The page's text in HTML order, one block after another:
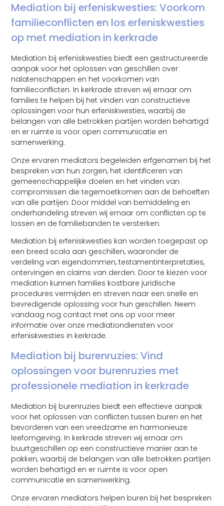
Mediation bij erfeniskwesties: Voorkom
familieconflicten en los erfeniskwesties
op met mediation in kerkrade
Mediation bij erfeniskwesties biedt een gestructureerde
aanpak voor het oplossen van geschillen over
nalatenschappen en het voorkomen van
familieconflicten. In kerkrade streven wij ernaar om
families te helpen bij het vinden van constructieve
oplossingen voor hun erfeniskwesties, waarbij de
belangen van alle betrokken partijen worden behartigd
en er ruimte is voor open communicatie en
samenwerking.
Onze ervaren mediators begeleiden erfgenamen bij het
bespreken van hun zorgen, het identificeren van
gemeenschappelijke doelen en het vinden van
compromissen die tegemoetkomen aan de behoeften
van alle partijen. Door middel van bemiddeling en
onderhandeling streven wij ernaar om conflicten op te
lossen en de familiebanden te versterken.
Mediation bij erfeniskwesties kan worden toegepast op
een breed scala aan geschillen, waaronder de
verdeling van eigendommen, testamentinterpretaties,
ontervingen en claims van derden. Door te kiezen voor
mediation kunnen families kostbare juridische
procedures vermijden en streven naar een snelle en
bevredigende oplossing voor hun geschillen. Neem
vandaag nog contact met ons op voor meer
informatie over onze mediationdiensten voor
erfeniskwesties in kerkrade.
Mediation bij burenruzies: Vind
oplossingen voor burenruzies met
professionele mediation in kerkrade
Mediation bij burenruzies biedt een effectieve aanpak
voor het oplossen van conflicten tussen buren en het
bevorderen van een vreedzame en harmonieuze
leefomgeving. In kerkrade streven wij ernaar om
buurtgeschillen op een constructieve manier aan te
pakken, waarbij de belangen van alle betrokken partijen
worden behartigd en er ruimte is voor open
communicatie en samenwerking.
Onze ervaren mediators helpen buren bij het bespreken